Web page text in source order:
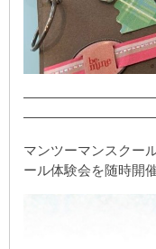
マンツーマンスクー
ール体験会を随時開